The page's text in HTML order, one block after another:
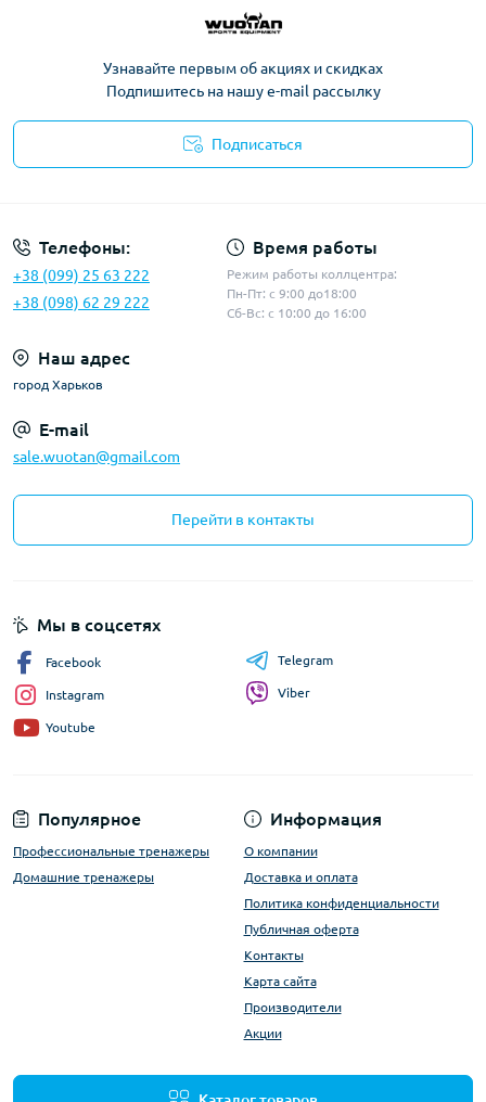
Узнавайте первым об акциях и скидках
Подпишитесь на нашу e-mail рассылку
Подписаться
Телефоны:
+38 (099) 25 63 222
+38 (098) 62 29 222
Время работы
Режим работы коллцентра:
Пн-Пт: с 9:00 до18:00
Сб-Вс: с 10:00 до 16:00
Наш адрес
город Харьков
E-mail
sale.wuotan@gmail.com
Перейти в контакты
Популярное
Профессиональные тренажеры
Домашние тренажеры
Информация
О компании
Доставка и оплата
Политика конфиденциальности
Публичная оферта
Контакты
Карта сайта
Производители
Акции
Мы в соцсетях
Facebook
Instagram
Youtube
Telegram
Viber